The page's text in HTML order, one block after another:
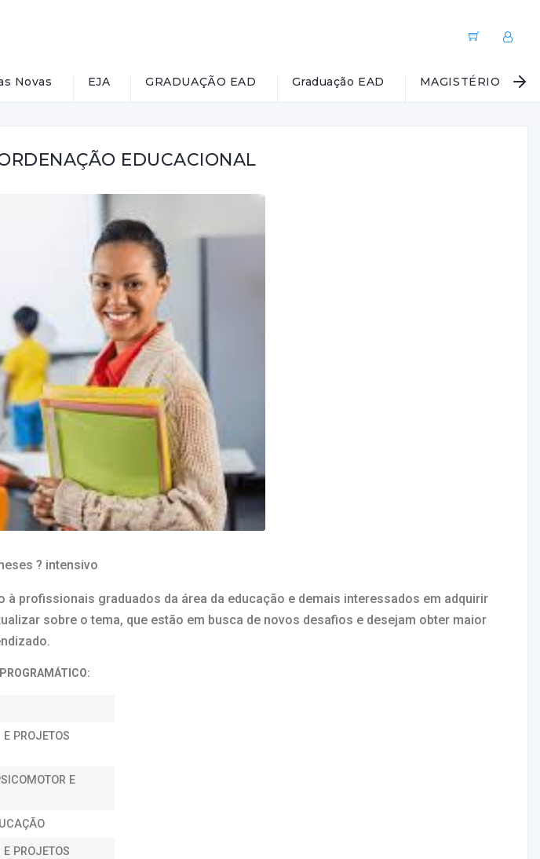
Novas EJA GRADUAÇÃO EAD Graduação EAD MAGISTÉRIO EAD
EDUCACIONAL
? intensivo
à profissionais graduados da área da educação e demais interessados em adquirir
sobre o tema, que estão em busca de novos desafios e desejam obter maior
PROJETOS
E
PROJETOS